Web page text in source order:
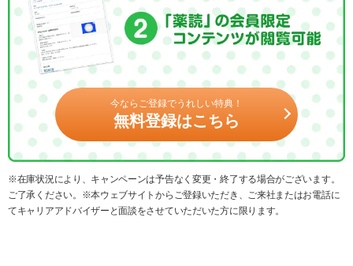
今ならご登録でうれしい特典！
無料登録はこちら
※在庫状況により、キャンペーンは予告なく変更・終了する場合がございます。
ご了承ください。※本ウェブサイトからご登録いただき、ご来社またはお電話に
てキャリアアドバイザーと面談をさせていただいた方に限ります。